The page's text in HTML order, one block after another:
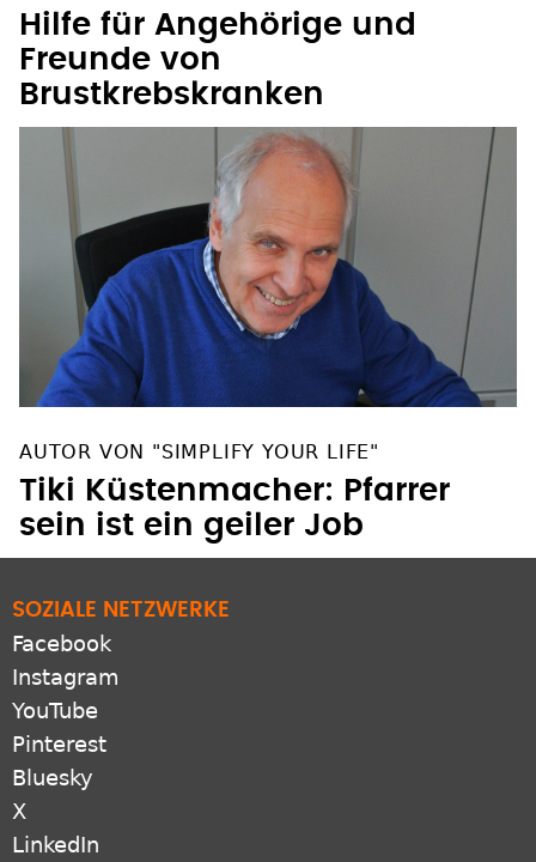
Hilfe für Angehörige und
Freunde von
Brustkrebskranken
AUTOR VON "SIMPLIFY YOUR LIFE"
Tiki Küstenmacher: Pfarrer
sein ist ein geiler Job
SOZIALE NETZWERKE
Facebook
Instagram
YouTube
Pinterest
Bluesky
X
LinkedIn